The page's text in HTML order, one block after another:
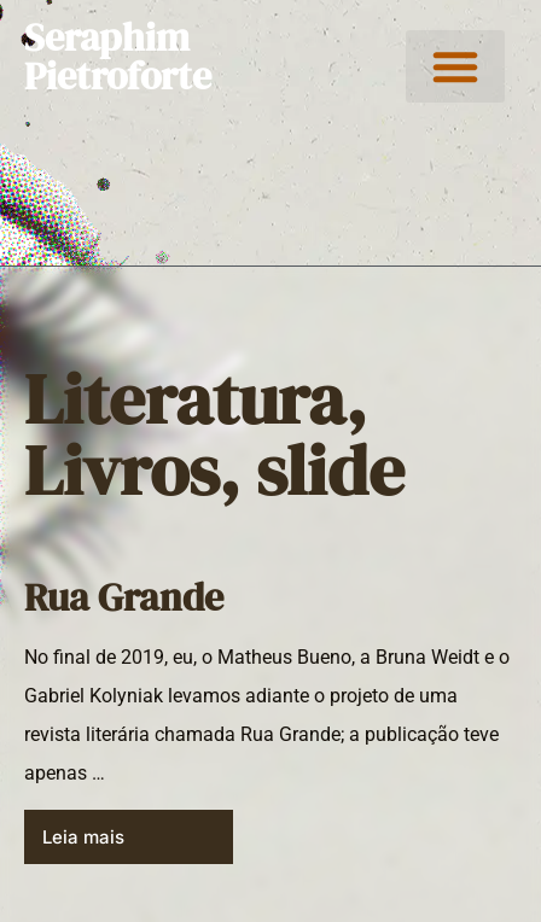
Seraphim
Pietroforte
Literatura,
Livros,slide
Rua Grande
No final de 2019, eu, o Matheus Bueno, a Bruna Weidt e o
Gabriel Kolyniak levamos adiante o projeto de uma
revista literária chamada Rua Grande; a publicação teve
apenas …
Leia mais